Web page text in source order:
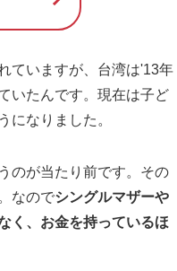
ていますが、台湾は'13年
いたんです。現在は子ど
になりました。
のが当たり前です。その
なのでシングルマザーや
く、お金を持っているほ